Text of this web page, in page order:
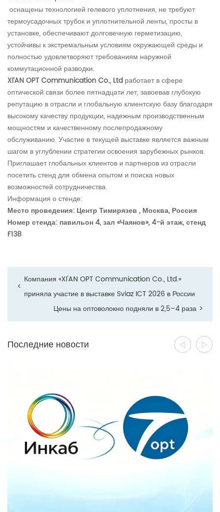
оснащены технологией гелевого уплотнения, не требуют
термоусадочных трубок и уплотнительной ленты, просты в
установке, обеспечивают долговечную герметизацию,
устойчивы к экстремальным условиям окружающей среды и
полностью удовлетворяют требованиям наружной
коммутационной разводки.
XI’AN OPT Communication Co., Ltd работает в сфере
оптической связи более пятнадцати лет, завоевав глубокую
репутацию в отрасли и глобальную клиентскую базу благодаря
высокому качеству продукции, надежным производственным
мощностям и качественному послепродажному
обслуживанию. Участие в текущей выставке является важным
шагом в углублении стратегии освоения зарубежных рынков.
Приглашает глобальных клиентов и партнеров из отрасли
посетить стенд для обмена опытом и поиска новых
возможностей сотрудничества.
Информация о стенде:
Место проведения: Центр Тимирязев , Москва, Россия
Номер стенда: павильон 4, зал «Чаянов», 4-й этаж, стенд
F138
<
Компания «XI'AN OPT Communication Co., Ltd.»
приняла участие в выставке Sviaz ICT 2026 в России
>
Цены на оптоволокно подняли в 2,5–4 раза
Последние новости